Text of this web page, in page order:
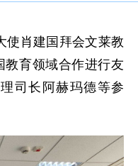
使肖建国拜会文莱教
教育领域合作进行友
司长阿赫玛德等参